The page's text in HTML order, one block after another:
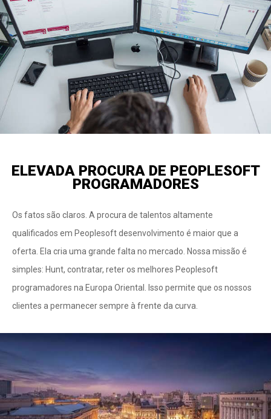
ELEVADA PROCURA DE PEOPLESOFT
PROGRAMADORES
Os fatos são claros. A procura de talentos altamente
qualificados em Peoplesoft desenvolvimento é maior que a
oferta. Ela cria uma grande falta no mercado. Nossa missão é
simples: Hunt, contratar, reter os melhores Peoplesoft
programadores na Europa Oriental. Isso permite que os nossos
clientes a permanecer sempre à frente da curva.